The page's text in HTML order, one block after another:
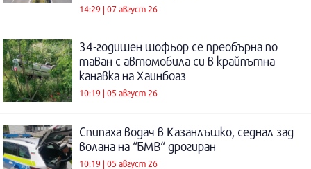
14:29 | 07 август 26
34-годишен шофьор се преобърна по
таван с автомобила си в крайпътна
канавка на Хаинбоаз
10:19 | 05 август 26
Спипаха водач в Казанлъшко, седнал зад
волана на “БМВ“ дрогиран
10:19 | 05 август 26